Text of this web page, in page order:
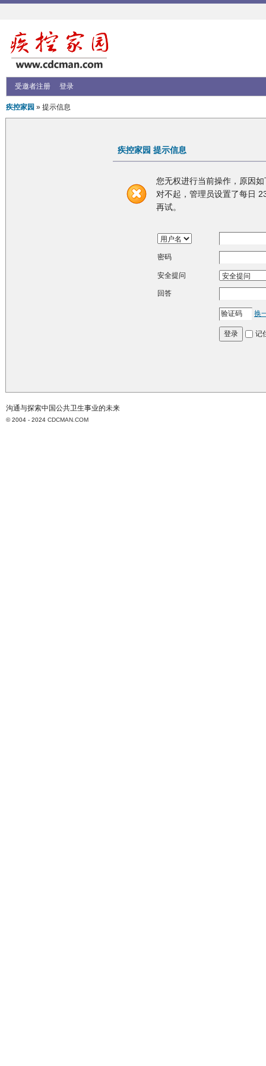
受邀者注册 登录
疾控家园 » 提示信息
疾控家园 提示信息
您无权进行当前操作，原因如
对不起，管理员设置了每日
再试。
密码
安全提问
回答
换
登录 记
沟通与探索中国公共卫生事业的未来
© 2004 - 2024 CDCMAN.COM